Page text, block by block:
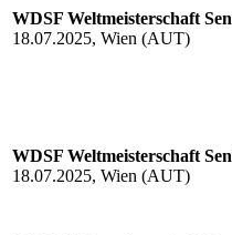
WDSF Weltmeisterschaft
18.07.2025, Wien (AUT)
WDSF Weltmeisterschaft
18.07.2025, Wien (AUT)